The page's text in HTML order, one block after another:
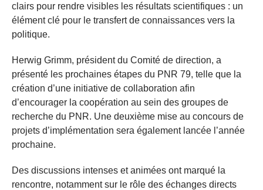
clairs pour rendre visibles les résultats scientifiques : un
élément clé pour le transfert de connaissances vers la
politique.
Herwig Grimm, président du Comité de direction, a
présenté les prochaines étapes du PNR 79, telle que la
création d’une initiative de collaboration afin
d’encourager la coopération au sein des groupes de
recherche du PNR. Une deuxième mise au concours de
projets d’implémentation sera également lancée l’année
prochaine.
Des discussions intenses et animées ont marqué la
rencontre, notamment sur le rôle des échanges directs